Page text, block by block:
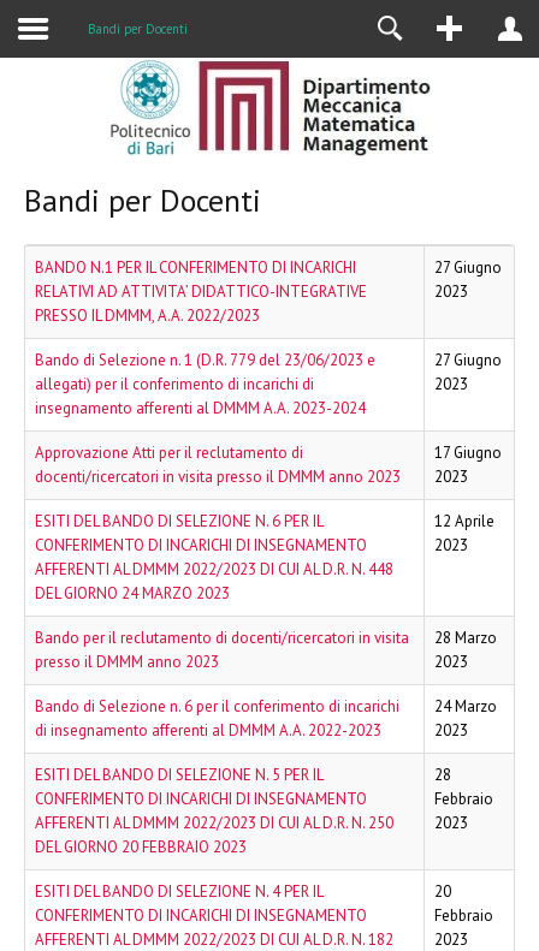
Bandi per Docenti
Bandi per Docenti
BANDO N.1 PER IL CONFERIMENTO DI INCARICHI
RELATIVI AD ATTIVITA’ DIDATTICO-INTEGRATIVE
PRESSO IL DMMM, A.A. 2022/2023
27 Giugno
2023
Bando di Selezione n. 1 (D.R. 779 del 23/06/2023 e
allegati) per il conferimento di incarichi di
insegnamento afferenti al DMMM A.A. 2023-2024
27 Giugno
2023
Approvazione Atti per il reclutamento di
docenti/ricercatori in visita presso il DMMM anno 2023
17 Giugno
2023
ESITI DEL BANDO DI SELEZIONE N. 6 PER IL
CONFERIMENTO DI INCARICHI DI INSEGNAMENTO
AFFERENTI AL DMMM 2022/2023 DI CUI AL D.R. N. 448
DEL GIORNO 24 MARZO 2023
12 Aprile
2023
Bando per il reclutamento di docenti/ricercatori in visita
presso il DMMM anno 2023
28 Marzo
2023
Bando di Selezione n. 6 per il conferimento di incarichi
di insegnamento afferenti al DMMM A.A. 2022-2023
24 Marzo
2023
ESITI DEL BANDO DI SELEZIONE N. 5 PER IL
CONFERIMENTO DI INCARICHI DI INSEGNAMENTO
AFFERENTI AL DMMM 2022/2023 DI CUI AL D.R. N. 250
DEL GIORNO 20 FEBBRAIO 2023
28
Febbraio
2023
ESITI DEL BANDO DI SELEZIONE N. 4 PER IL
CONFERIMENTO DI INCARICHI DI INSEGNAMENTO
AFFERENTI AL DMMM 2022/2023 DI CUI AL D.R. N. 182
20
Febbraio
2023